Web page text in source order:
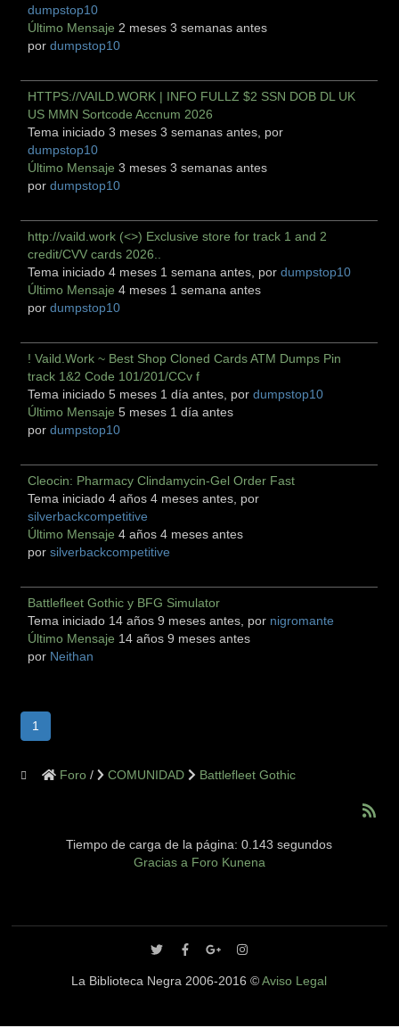
dumpstop10
Último Mensaje 2 meses 3 semanas antes
pordumpstop10
HTTPS://VAILD.WORK | INFO FULLZ $2 SSN DOB DL UK
US MMN Sortcode Accnum 2026
Tema iniciado 3 meses 3 semanas antes, por
dumpstop10
Último Mensaje 3 meses 3 semanas antes
pordumpstop10
http://vaild.work (<>) Exclusive store for track 1 and 2
credit/CVV cards 2026..
Tema iniciado 4 meses 1 semana antes, pordumpstop10
Último Mensaje 4 meses 1 semana antes
pordumpstop10
! Vaild.Work ~ Best Shop Cloned Cards ATM Dumps Pin
track 1&2 Code 101/201/CCv f
Tema iniciado 5 meses 1 día antes, pordumpstop10
Último Mensaje 5 meses 1 día antes
pordumpstop10
Cleocin: Pharmacy Clindamycin-Gel Order Fast
Tema iniciado 4 años 4 meses antes, por
silverbackcompetitive
Último Mensaje 4 años 4 meses antes
porsilverbackcompetitive
Battlefleet Gothic y BFG Simulator
Tema iniciado 14 años 9 meses antes, por nigromante
Último Mensaje 14 años 9 meses antes
por Neithan
1
Foro COMUNIDAD Battlefleet Gothic
Tiempo de carga de la página: 0.143 segundos
Gracias a Foro Kunena
La Biblioteca Negra 2006-2016 ©Aviso Legal